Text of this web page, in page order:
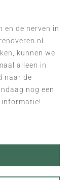
en de nerven in
kunnen we
alleen in
naar de
nog een